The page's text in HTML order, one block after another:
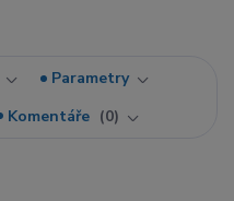
Parametry
Komentáře 0